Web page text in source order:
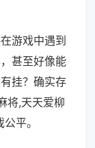
游戏中遇到
甚至好像能
挂？确实存
将,天天爱柳
平。